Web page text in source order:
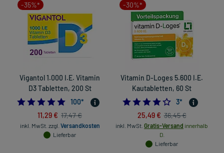
-35%*
Vigantol 1.000 I.E. Vitamin
D3 Tabletten, 200 St
4.920792079207921
100*
11,29 € 17,47 €
inkl. MwSt. zzgl. Versandkosten
Lieferbar
-30%*
Vitamin D-Loges 5.600 I.E.
Kautabletten, 60 St
4.0
3*
25,49 € 36,45 €
inkl. MwSt. Gratis-Versand innerhalb
D.
Lieferbar